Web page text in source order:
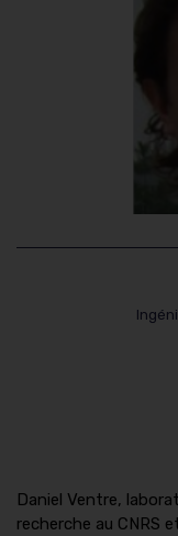
Daniel Ventre,
recherche au CNRS